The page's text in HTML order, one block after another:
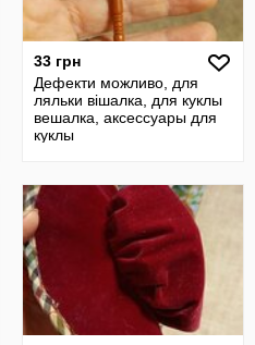
33 грн
Дефекти можливо, для
ляльки вішалка, для куклы
вешалка, аксессуары для
куклы